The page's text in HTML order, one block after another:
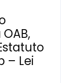
– Lei